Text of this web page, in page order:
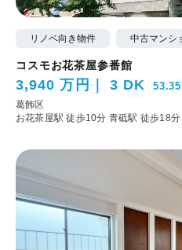
リノベ向き物件 中古マンシ
コスモお花茶屋参番館
3,940 万円 3 DK 53.35
葛飾区
お花茶屋駅 徒歩10分 青砥駅 徒歩18分